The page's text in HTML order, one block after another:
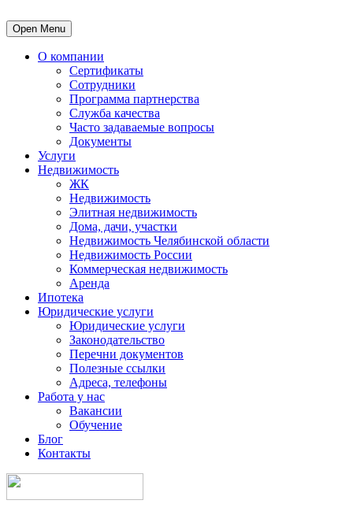
Open Menu
О компании
Сертификаты
Сотрудники
Программа партнерства
Служба качества
Часто задаваемые вопросы
Документы
Услуги
Недвижимость
ЖК
Недвижимость
Элитная недвижимость
Дома, дачи, участки
Недвижимость Челябинской области
Недвижимость России
Коммерческая недвижимость
Аренда
Ипотека
Юридические услуги
Юридические услуги
Законодательство
Перечни документов
Полезные ссылки
Адреса, телефоны
Работа у нас
Вакансии
Обучение
Блог
Контакты